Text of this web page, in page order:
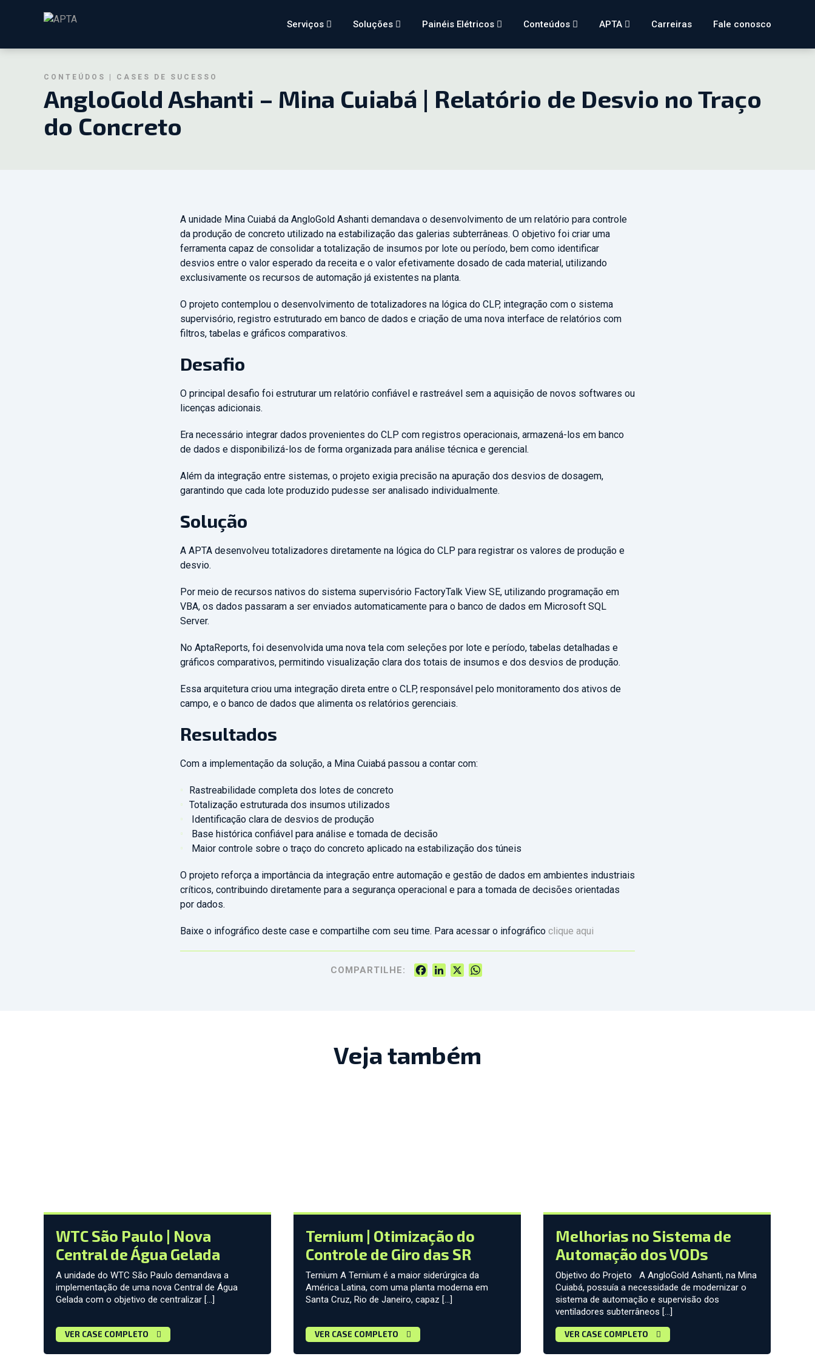
Serviços Soluções Painéis Elétricos Conteúdos APTA Carreiras Fale conosco
CONTEÚDOS | CASES DE SUCESSO
AngloGold Ashanti – Mina Cuiabá | Relatório de Desvio no Traço
do Concreto
A unidade Mina Cuiabá da AngloGold Ashanti demandava o desenvolvimento de um relatório para controle
da produção de concreto utilizado na estabilização das galerias subterrâneas. O objetivo foi criar uma
ferramenta capaz de consolidar a totalização de insumos por lote ou período, bem como identificar
desvios entre o valor esperado da receita e o valor efetivamente dosado de cada material, utilizando
exclusivamente os recursos de automação já existentes na planta.
O projeto contemplou o desenvolvimento de totalizadores na lógica do CLP, integração com o sistema
supervisório, registro estruturado em banco de dados e criação de uma nova interface de relatórios com
filtros, tabelas e gráficos comparativos.
Desafio
O principal desafio foi estruturar um relatório confiável e rastreável sem a aquisição de novos softwares ou
licenças adicionais.
Era necessário integrar dados provenientes do CLP com registros operacionais, armazená-los em banco
de dados e disponibilizá-los de forma organizada para análise técnica e gerencial.
Além da integração entre sistemas, o projeto exigia precisão na apuração dos desvios de dosagem,
garantindo que cada lote produzido pudesse ser analisado individualmente.
Solução
A APTA desenvolveu totalizadores diretamente na lógica do CLP para registrar os valores de produção e
desvio.
Por meio de recursos nativos do sistema supervisório FactoryTalk View SE, utilizando programação em
VBA, os dados passaram a ser enviados automaticamente para o banco de dados em Microsoft SQL
Server.
No AptaReports, foi desenvolvida uma nova tela com seleções por lote e período, tabelas detalhadas e
gráficos comparativos, permitindo visualização clara dos totais de insumos e dos desvios de produção.
Essa arquitetura criou uma integração direta entre o CLP, responsável pelo monitoramento dos ativos de
campo, e o banco de dados que alimenta os relatórios gerenciais.
Resultados
Com a implementação da solução, a Mina Cuiabá passou a contar com:
Rastreabilidade completa dos lotes de concreto
Totalização estruturada dos insumos utilizados
Identificação clara de desvios de produção
Base histórica confiável para análise e tomada de decisão
Maior controle sobre o traço do concreto aplicado na estabilização dos túneis
O projeto reforça a importância da integração entre automação e gestão de dados em ambientes industriais
críticos, contribuindo diretamente para a segurança operacional e para a tomada de decisões orientadas
por dados.
Baixe o infográfico deste case e compartilhe com seu time. Para acessar o infográfico clique aqui
COMPARTILHE: FacebookLinkedIn
Veja também
WTC São Paulo | Nova
Central de Água Gelada
A unidade do WTC São Paulo demandava a
implementação de uma nova Central de Água
Gelada com o objetivo de centralizar […]
VER CASE COMPLETO
Ternium | Otimização do
Controle de Giro das SR
Ternium A Ternium é a maior siderúrgica da
América Latina, com uma planta moderna em
Santa Cruz, Rio de Janeiro, capaz […]
VER CASE COMPLETO
Melhorias no Sistema de
Automação dos VODs
Objetivo do Projeto A AngloGold Ashanti, na Mina
Cuiabá, possuía a necessidade de modernizar o
sistema de automação e supervisão dos
ventiladores subterrâneos […]
VER CASE COMPLETO